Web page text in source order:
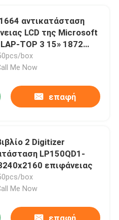
αντικατάσταση
LCD της Microsoft
LAP-TOP 3 15» 1872
box
Me Now
επαφή
2 Digitizer
LP150QD1-
επιφάνειας
box
Me Now